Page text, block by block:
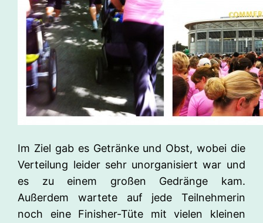
Im Ziel gab es Getränke und Obst, wobei die
Verteilung leider sehr unorganisiert war und
es zu einem großen Gedränge kam.
Außerdem wartete auf jede Teilnehmerin
noch eine Finisher-Tüte mit vielen kleinen